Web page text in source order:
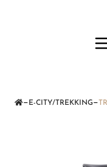
— E-CITY/TREKKING—